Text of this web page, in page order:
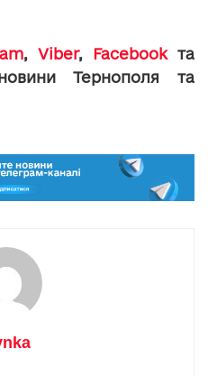
, Viber, Facebookта
Тернополя та